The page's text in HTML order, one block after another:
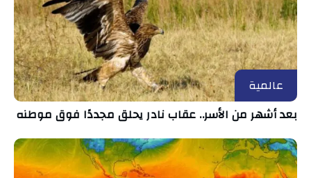
عالمية
بعد أشهر من الأسر.. عقاب نادر يحلق مجددًا فوق موطنه